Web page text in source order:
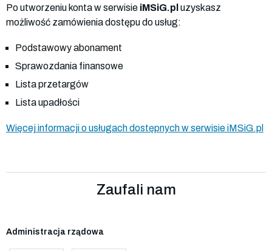
Po utworzeniu konta w serwisie iMSiG.pl uzyskasz
możliwość zamówienia dostępu do usług:
Podstawowy abonament
Sprawozdania finansowe
Lista przetargów
Lista upadłości
Więcej informacji o usługach dostępnych w serwisie iMSiG.pl
Zaufali nam
Administracja rządowa